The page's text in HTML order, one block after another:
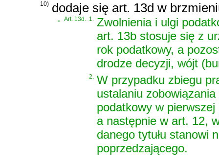
10) dodaje się art. 13d w
„ Art. 13d. 1. Zwolnienia i ulgi
art. 13b stosuje się z
rok podatkowy, a
drodze decyzji, wójt
2. W przypadku zbiegu
ustalaniu
podatkowy w
a następnie w art. 12,
danego tytułu stanowi
poprzedzającego.